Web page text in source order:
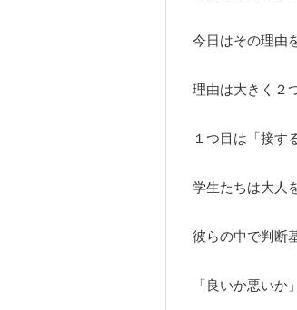
今日はその理由
理由は大きく２
１つ目は「接す
学生たちは大人
彼らの中で判断
「良いか悪いか